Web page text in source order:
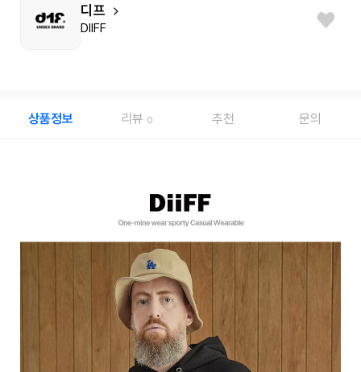
디프
DIIFF
상품정보 리뷰 0 추천 문의